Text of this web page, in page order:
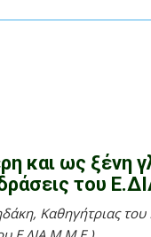
και ως ξένη
του
Καθηγήτριας